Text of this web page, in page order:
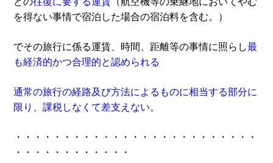
を得ない事情で宿泊した場合の宿泊料を含む。）
でその旅行に係る運賃、時間、距離等の事情に照らし最
も経済的かつ合理的と認められる
通常の旅行の経路及び方法によるものに相当する部分に
限り、課税しなくて差支えない。
・・・・・・・・・・・・・・・・・・・・・・・・・
・・・・・・・・・・・・